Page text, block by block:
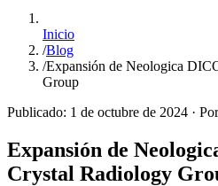
Inicio
/Blog
/Expansión de Neologica
Group
Publicado: 1 de octubre de 2024 ·
Expansión de
Crystal Radiology